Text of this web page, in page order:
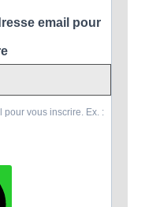
email pour
vous inscrire. Ex. :